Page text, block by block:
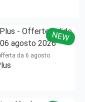
NEW
da 6 agosto